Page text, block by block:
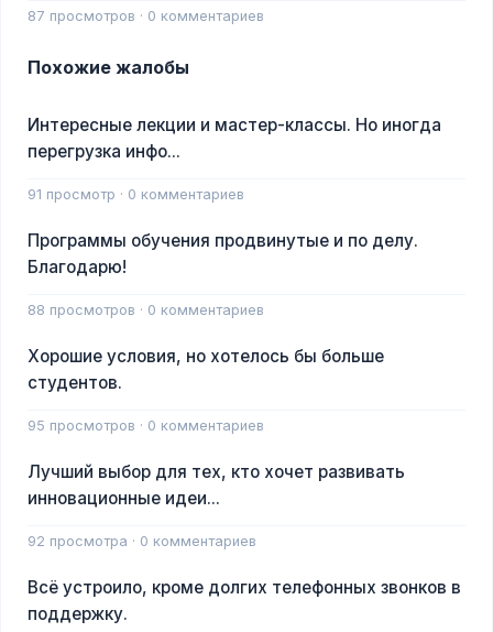
87 просмотров · 0 комментариев
Похожие жалобы
Интересные лекции и мастер-классы. Но иногда
перегрузка инфо...
91 просмотр · 0 комментариев
Программы обучения продвинутые и по делу.
Благодарю!
88 просмотров · 0 комментариев
Хорошие условия, но хотелось бы больше
студентов.
95 просмотров · 0 комментариев
Лучший выбор для тех, кто хочет развивать
инновационные идеи...
92 просмотра · 0 комментариев
Всё устроило, кроме долгих телефонных звонков в
поддержку.